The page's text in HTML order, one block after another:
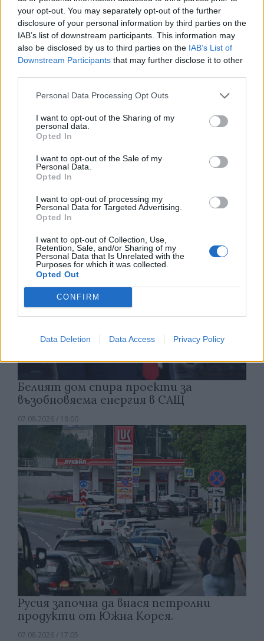
your opt-out. You may separately opt-out of the further
disclosure of your personal information by third parties on the
IAB’s list of downstream participants. This information may
also be disclosed by us to third parties on the IAB’s List of
Downstream Participants that may further disclose it to other
Personal Data Processing Opt Outs
I want to opt-out of the Sharing of my
personal data.
Opted In
I want to opt-out of the Sale of my
Personal Data.
Opted In
I want to opt-out of processing my
Personal Data for Targeted Advertising.
Opted In
I want to opt-out of Collection, Use,
Retention, Sale, and/or Sharing of my
Personal Data that Is Unrelated with the
Purposes for which it was collected.
Opted Out
CONFIRM
Data Deletion Data Access Privacy Policy
Природен газ от Кипър ще потече към
Европа през 2028 година
09.08.2026 / 17:30
Белият дом спира проекти за
възобновяема енергия в САЩ
07.08.2026 / 18:00
Русия започна да внася петролни
продукти от Южна Корея.
07.08.2026 / 17:05